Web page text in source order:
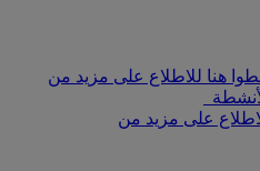
هنا للاطلاع على مزيد من
على مزيد من